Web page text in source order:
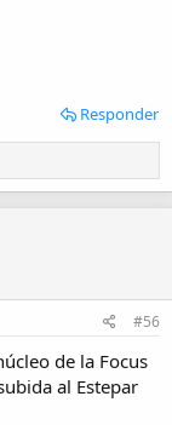
Responder
#56
de la Focus
al Estepar